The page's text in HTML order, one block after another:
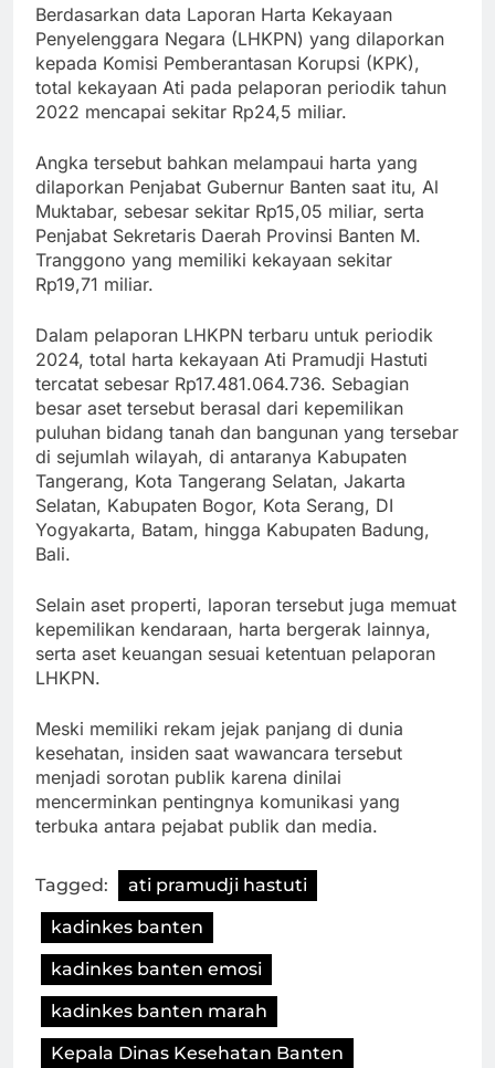
Berdasarkan data Laporan Harta Kekayaan
Penyelenggara Negara (LHKPN) yang dilaporkan
kepada Komisi Pemberantasan Korupsi (KPK),
total kekayaan Ati pada pelaporan periodik tahun
2022 mencapai sekitar Rp24,5 miliar.
Angka tersebut bahkan melampaui harta yang
dilaporkan Penjabat Gubernur Banten saat itu, Al
Muktabar, sebesar sekitar Rp15,05 miliar, serta
Penjabat Sekretaris Daerah Provinsi Banten M.
Tranggono yang memiliki kekayaan sekitar
Rp19,71 miliar.
Dalam pelaporan LHKPN terbaru untuk periodik
2024, total harta kekayaan Ati Pramudji Hastuti
tercatat sebesar Rp17.481.064.736. Sebagian
besar aset tersebut berasal dari kepemilikan
puluhan bidang tanah dan bangunan yang tersebar
di sejumlah wilayah, di antaranya Kabupaten
Tangerang, Kota Tangerang Selatan, Jakarta
Selatan, Kabupaten Bogor, Kota Serang, DI
Yogyakarta, Batam, hingga Kabupaten Badung,
Bali.
Selain aset properti, laporan tersebut juga memuat
kepemilikan kendaraan, harta bergerak lainnya,
serta aset keuangan sesuai ketentuan pelaporan
LHKPN.
Meski memiliki rekam jejak panjang di dunia
kesehatan, insiden saat wawancara tersebut
menjadi sorotan publik karena dinilai
mencerminkan pentingnya komunikasi yang
terbuka antara pejabat publik dan media.
Tagged:
ati pramudji hastuti
kadinkes banten
kadinkes banten emosi
kadinkes banten marah
Kepala Dinas Kesehatan Banten